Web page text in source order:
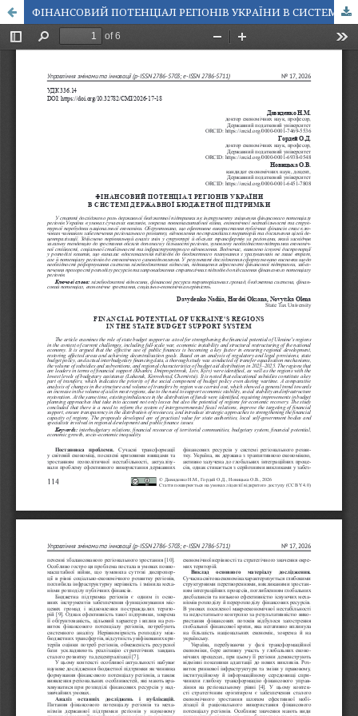
ФІНАНСОВИЙ ПОТЕНЦІАЛ РЕГІОНІВ УКРАЇНИ В СИСТЕМІ ДЕРЖАВНОЇ БЮДЖЕТНОЇ ПІДТРИМКИ